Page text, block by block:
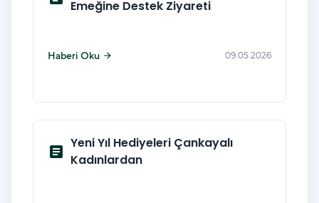
Emeğine Destek Ziyareti
Haberi Oku arrow_forward 09.05.2026
article
Yeni Yıl Hediyeleri Çankayalı
Kadınlardan